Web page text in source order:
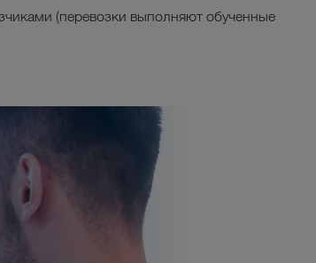
(перевозки выполняют обученные